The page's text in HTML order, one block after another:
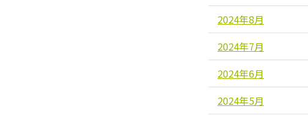
2024年8月
2024年7月
2024年6月
2024年5月